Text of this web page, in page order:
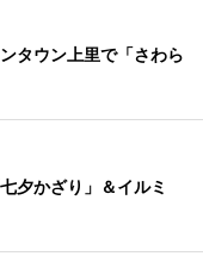
タウン上里で「さわら
七夕かざり」＆イルミ